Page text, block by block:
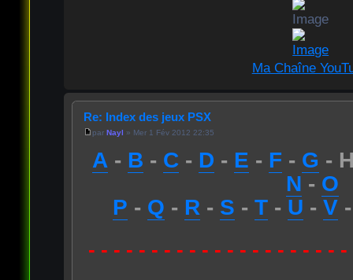
Ma Chaîne
Re: Index des jeux PSX
par Nayl » Mer 1 Fév 2012 22:35
A - B - C - D - E - F - G -
N - O
P - Q - R- S - T- U - V
- - - - - - - - - - - - - - - - - - - -